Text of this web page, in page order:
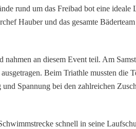
rund um das Freibad bot eine
Hauber und das gesamte
an diesem Event teil. Am
Beim Triathle mussten
Spannung bei den zahlreichen
schnell in seine